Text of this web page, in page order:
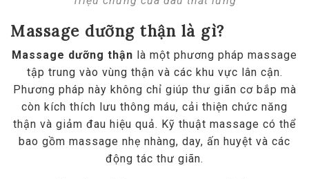
Massage dưỡng thận là gì?
Massage dưỡng thận là một phương pháp massage
tập trung vào vùng thận và các khu vực lân cận.
Phương pháp này không chỉ giúp thư giãn cơ bắp mà
còn kích thích lưu thông máu, cải thiện chức năng
thận và giảm đau hiệu quả. Kỹ thuật massage có thể
bao gồm massage nhẹ nhàng, day, ấn huyệt và các
động tác thư giãn.